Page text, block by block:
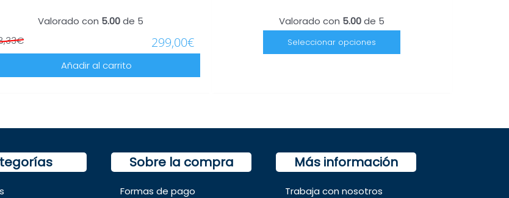
Valorado con 5.00de 5
€ 299,00€
Añadir al carrito
Valorado con 5.00de 5
Seleccionar opciones
Sobre la compra
Formas de pago
Más información
Trabaja con nosotros